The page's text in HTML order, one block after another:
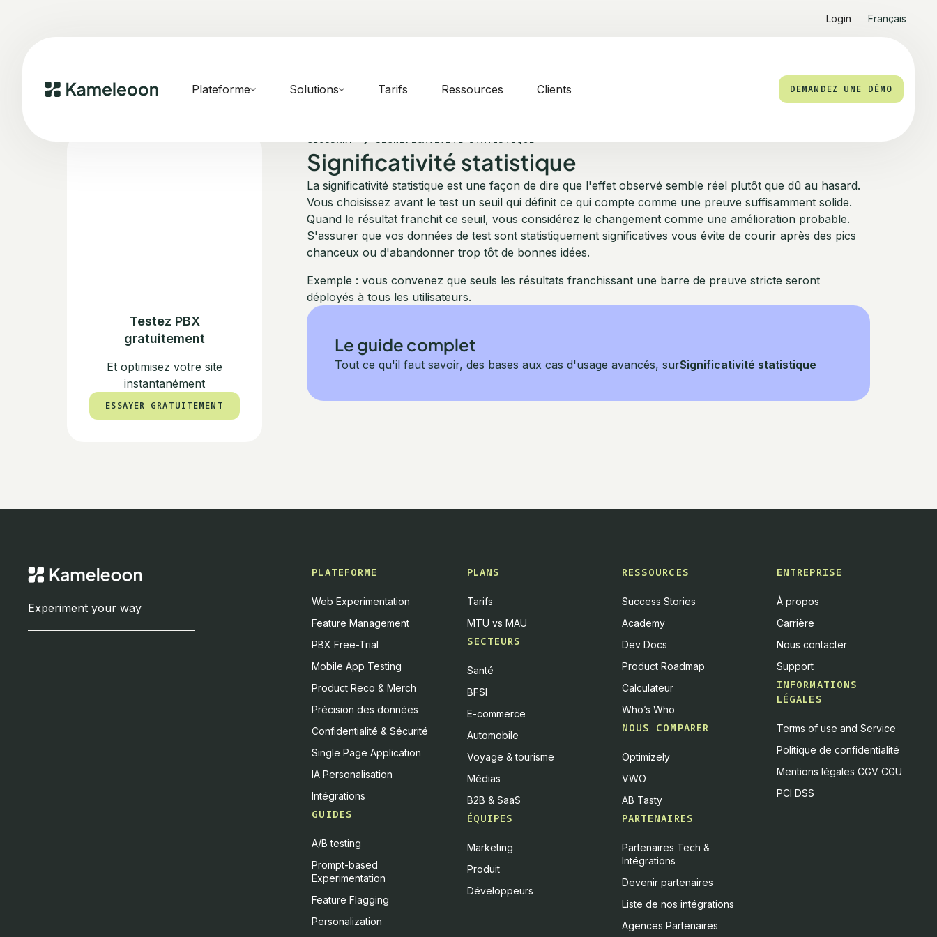
Login Français
Plateforme Solutions Tarifs Ressources Clients DEMANDEZ UNE DÉMO
Testez PBX
gratuitement
Et optimisez votre site
instantanément
ESSAYER GRATUITEMENT
GLOSSARY SIGNIFICATIVITÉ STATISTIQUE
Significativité statistique
La significativité statistique est une façon de dire que l'effet observé semble réel plutôt que dû au hasard.
Vous choisissez avant le test un seuil qui définit ce qui compte comme une preuve suffisamment solide.
Quand le résultat franchit ce seuil, vous considérez le changement comme une amélioration probable.
S'assurer que vos données de test sont statistiquement significatives vous évite de courir après des pics
chanceux ou d'abandonner trop tôt de bonnes idées.
Exemple : vous convenez que seuls les résultats franchissant une barre de preuve stricte seront
déployés à tous les utilisateurs.
Le guide complet
Tout ce qu'il faut savoir, des bases aux cas d'usage avancés, surSignificativité statistique
Experiment your way
PLATEFORME
Web Experimentation
Feature Management
PBX Free-Trial
Mobile App Testing
Product Reco & Merch
Précision des données
Confidentialité & Sécurité
Single Page Application
IA Personalisation
Intégrations
GUIDES
A/B testing
Prompt-based
Experimentation
Feature Flagging
Personalization
PLANS
Tarifs
MTU vs MAU
SECTEURS
Santé
BFSI
E-commerce
Automobile
Voyage & tourisme
Médias
B2B & SaaS
ÉQUIPES
Marketing
Produit
Développeurs
RESSOURCES
Success Stories
Academy
Dev Docs
Product Roadmap
Calculateur
Who’s Who
NOUS COMPARER
Optimizely
VWO
AB Tasty
PARTENAIRES
Partenaires Tech &
Intégrations
Devenir partenaires
Liste de nos intégrations
Agences Partenaires
ENTREPRISE
À propos
Carrière
Nous contacter
Support
INFORMATIONS
LÉGALES
Terms of use and Service
Politique de confidentialité
Mentions légales CGV CGU
PCI DSS